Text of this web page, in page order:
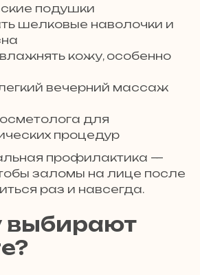
подушки
шелковые наволочки и
кожу, особенно
вечерний массаж
для
процедур
профилактика —
заломы на лице после
раз и навсегда.
выбирают